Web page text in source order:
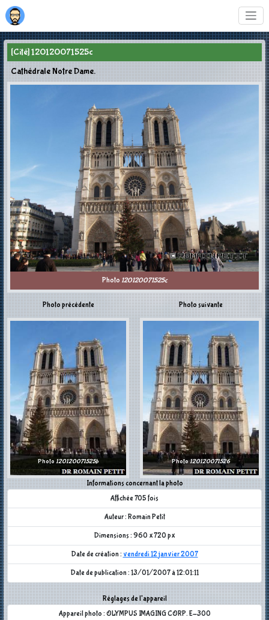
[Cité] 120120071525c
Cathédrale Notre Dame.
Photo 120120071525c
Photo précédente
Photo 120120071525b
Informations concernant la photo
Affichée 705 fois
Auteur : Romain Petit
Dimensions : 960 x 720 px
Date de création : vendredi 12 janvier 2007
Date de publication : 13/01/2007 à 12:01:11
Réglages de l'appareil
Appareil photo : OLYMPUS IMAGING CORP. E-300
Photo suivante
Photo120120071526